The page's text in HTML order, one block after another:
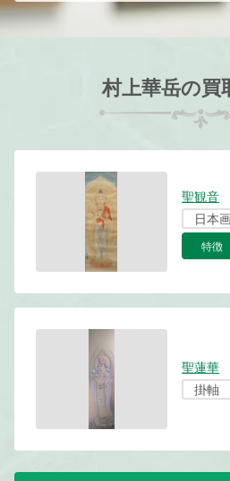
村上華岳の買
聖観音
日本
特徴
聖蓮華
掛軸